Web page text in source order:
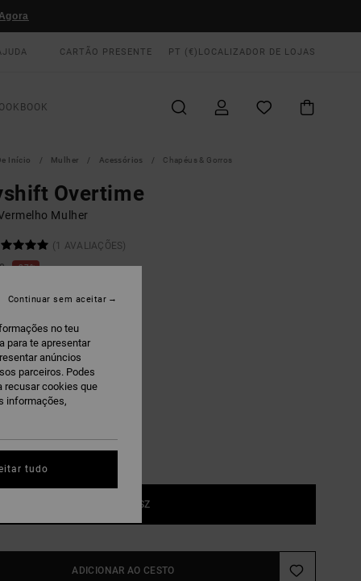
CARTÃO PRESENTE PT (€) LOCALIZADOR DE LOJAS
Início Mulher Acessórios Chapéus & Gorros
Overtime
Mulher
(1 AVALIAÇÕES)
37%
10% EXTRA
Brown
1SZ
ADICIONAR AO CESTO
no teu
para te apresentar
anúncios
parceiros. Podes
recusar cookies que
informações,
Continuar sem aceitar
tudo